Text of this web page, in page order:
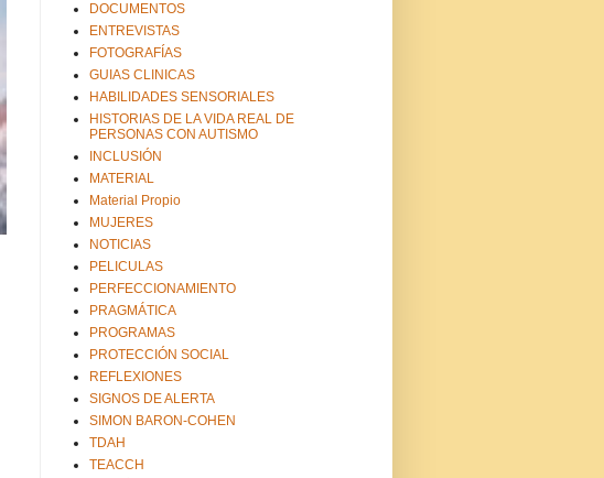
DOCUMENTOS
ENTREVISTAS
FOTOGRAFÍAS
GUIAS CLINICAS
HABILIDADES SENSORIALES
HISTORIAS DE LA VIDA REAL DE
PERSONAS CON AUTISMO
INCLUSIÓN
MATERIAL
Material Propio
MUJERES
NOTICIAS
PELICULAS
PERFECCIONAMIENTO
PRAGMÁTICA
PROGRAMAS
PROTECCIÓN SOCIAL
REFLEXIONES
SIGNOS DE ALERTA
SIMON BARON-COHEN
TDAH
TEACCH